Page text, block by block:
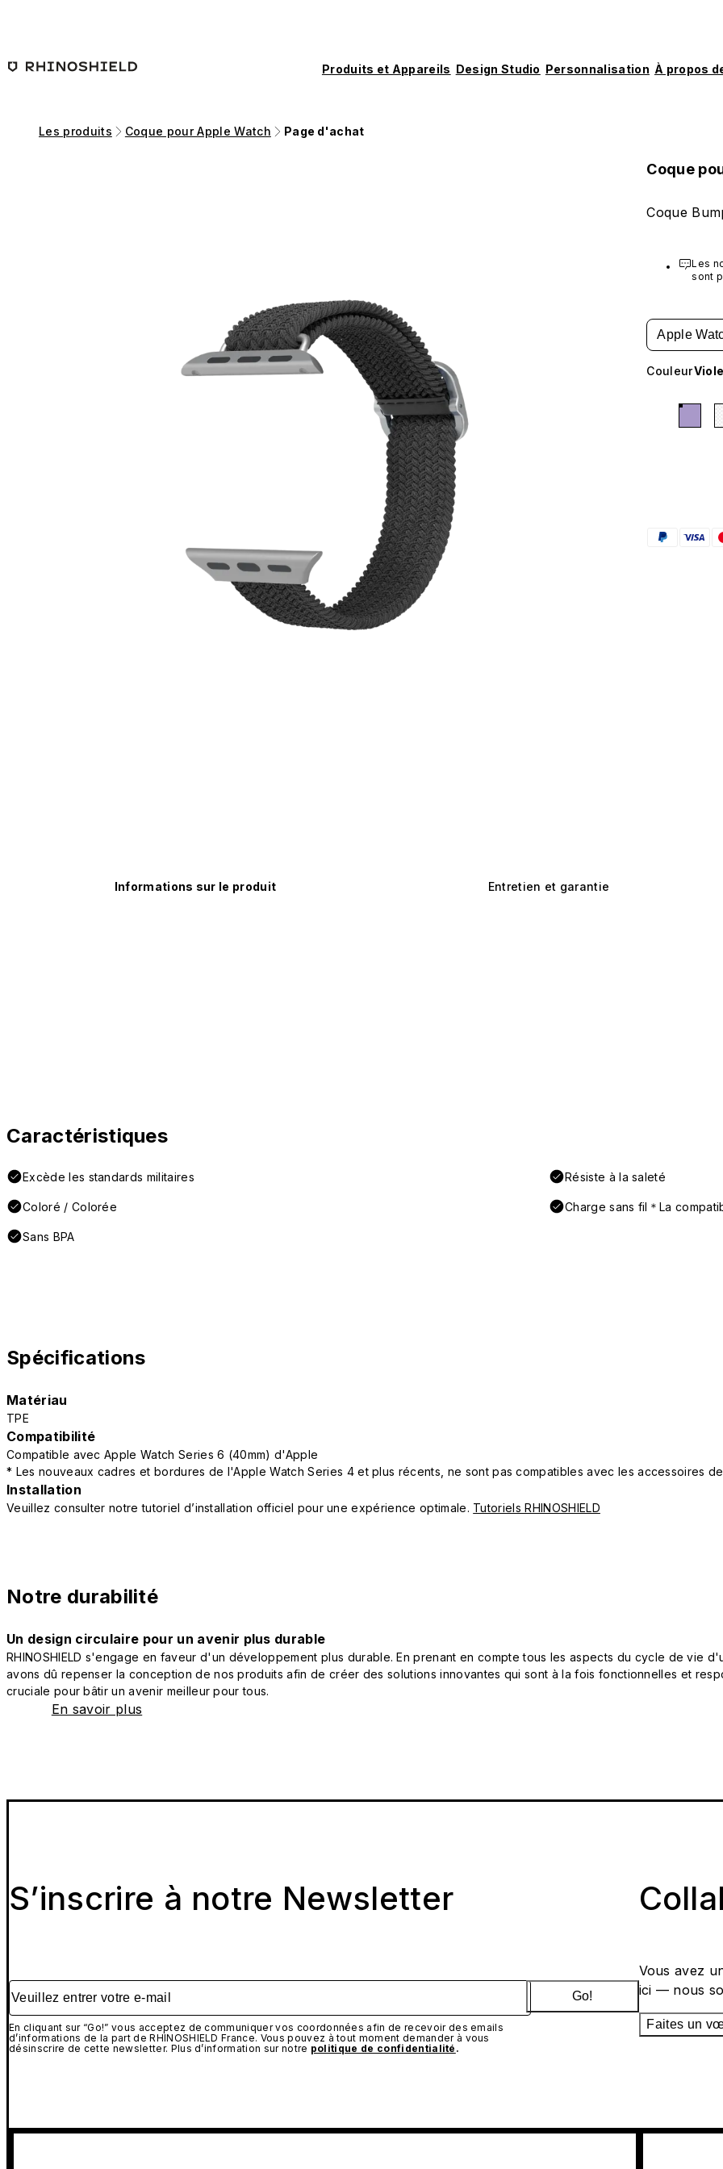
Produits et Appareils Design Studio Personnalisation À propos
Les produits Coque pour Apple Watch Page d'achat
Coque
Coque
Les
sont
Apple
Couleur
Informations sur le produit Entretien et garantie
Caractéristiques
Excède les standards militaires Résiste à la saleté
Coloré / Colorée Charge sans fil＊La
Sans BPA
Spécifications
Matériau
TPE
Compatibilité
Compatible avec Apple Watch Series 6 (40mm) d'Apple
* Les nouveaux cadres et bordures de l'Apple Watch Series 4 et plus récents, ne sont pas compatibles avec les accessoires
Installation
Veuillez consulter notre tutoriel d’installation officiel pour une expérience optimale. Tutoriels RHINOSHIELD
Notre durabilité
Un design circulaire pour un avenir plus durable
RHINOSHIELD s'engage en faveur d'un développement plus durable. En prenant en compte tous les aspects du cycle de vie
avons dû repenser la conception de nos produits afin de créer des solutions innovantes qui sont à la fois fonctionnelles et
cruciale pour bâtir un avenir meilleur pour tous.
En savoir plus
S’inscrire à notre Newsletter
Veuillez entrer votre e-mail
En cliquant sur “Go!” vous acceptez de communiquer vos coordonnées afin de recevoir des emails
d’informations de la part de RHINOSHIELD France. Vous pouvez à tout moment demander à vous
désinscrire de cette newsletter. Plus d’information sur notre politique de confidentialité .
Go!
Vous avez
ici — nous
Faites un